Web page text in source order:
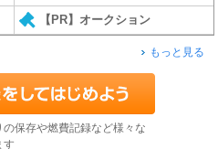
【PR】オークション
もっと見る
保存や燃費記録など様々な
す